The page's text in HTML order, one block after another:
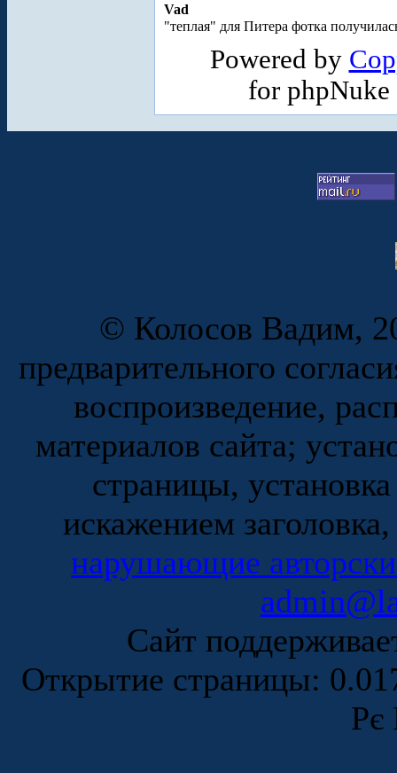
Vad
"теплая" для Питера фотка
Powered by
for
© Колосов Вадим,
предварительного
воспроизведение,
материалов сайта;
страницы,
искажением
нарушающие
Сайт
Открытие страницы:
Рє